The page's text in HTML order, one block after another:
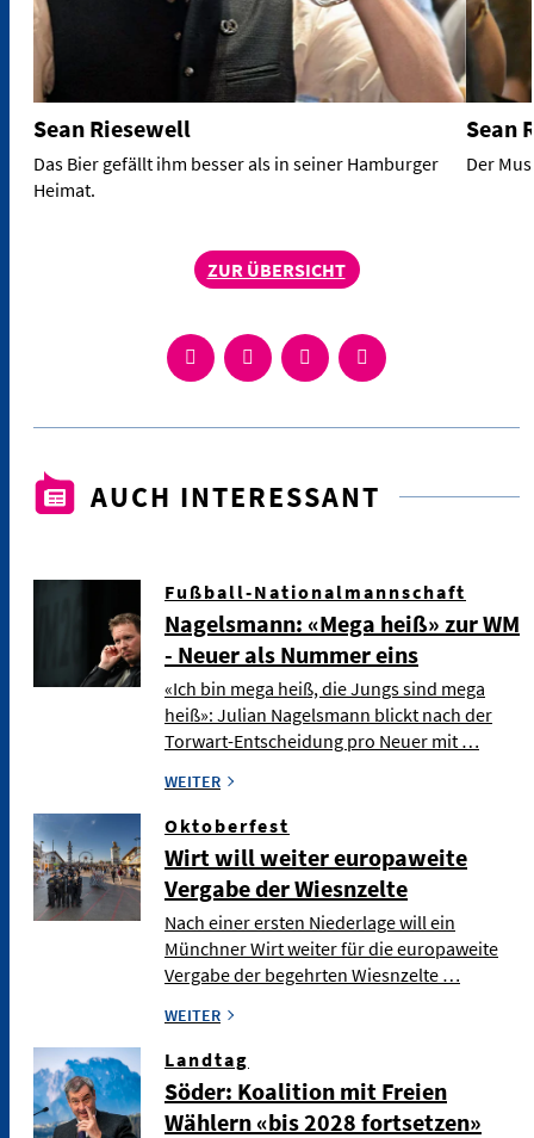
Sean Riesewell
Das Bier gefällt ihm besser als in seiner Hamburger
Heimat.
Sean
Der
ZUR ÜBERSICHT
AUCH INTERESSANT
Fußball-Nationalmannschaft
Nagelsmann: «Mega heiß» zur WM
- Neuer als Nummer eins
«Ich bin mega heiß, die Jungs sind mega
heiß»: Julian Nagelsmann blickt nach der
Torwart-Entscheidung pro Neuer mit …
WEITER
Oktoberfest
Wirt will weiter europaweite
Vergabe der Wiesnzelte
Nach einer ersten Niederlage will ein
Münchner Wirt weiter für die europaweite
Vergabe der begehrten Wiesnzelte …
WEITER
Landtag
Söder: Koalition mit Freien
Wählern «bis 2028 fortsetzen»